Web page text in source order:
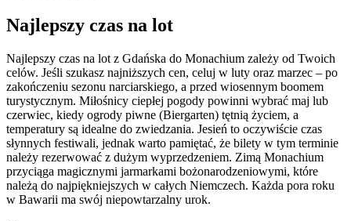
Najlepszy czas na lot
Najlepszy czas na lot z Gdańska do Monachium zależy od Twoich
celów. Jeśli szukasz najniższych cen, celuj w luty oraz marzec – po
zakończeniu sezonu narciarskiego, a przed wiosennym boomem
turystycznym. Miłośnicy ciepłej pogody powinni wybrać maj lub
czerwiec, kiedy ogrody piwne (Biergarten) tętnią życiem, a
temperatury są idealne do zwiedzania. Jesień to oczywiście czas
słynnych festiwali, jednak warto pamiętać, że bilety w tym terminie
należy rezerwować z dużym wyprzedzeniem. Zimą Monachium
przyciąga magicznymi jarmarkami bożonarodzeniowymi, które
należą do najpiękniejszych w całych Niemczech. Każda pora roku
w Bawarii ma swój niepowtarzalny urok.